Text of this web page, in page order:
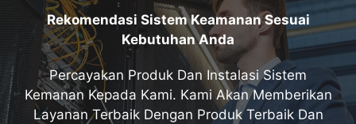
Rekomendasi Sistem Keamanan Sesuai
Kebutuhan Anda
Percayakan Produk Dan Instalasi Sistem
Kemanan Kepada Kami. Kami Akan Memberikan
Layanan Terbaik Dengan Produk Terbaik Dan